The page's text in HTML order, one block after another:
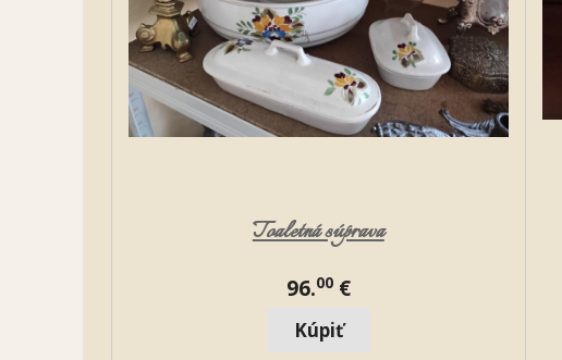
Toaletná súprava
96.00€